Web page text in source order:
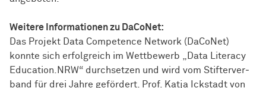
Weitere In­for­ma­ti­onen zu DaCoNet:
Das Projekt Data Competence Network (DaCoNet)
konnte sich er­folg­reich im Wett­be­werb „Data Literacy
Education.NRW“ durchsetzen und wird vom Stif­ter­ver­
band für drei Jahre ge­för­dert. Prof. Katja Ickstadt von